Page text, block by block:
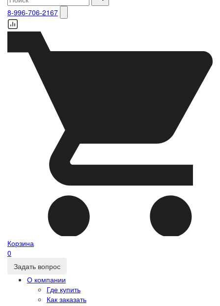
8-996-706-2167
Корзина
0
Задать вопрос
О компании
Где купить
Как заказать